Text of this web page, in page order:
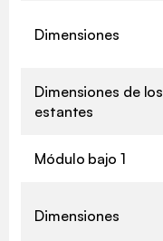
Dimensiones
Dimensiones de los
estantes
Módulo bajo 1
Dimensiones